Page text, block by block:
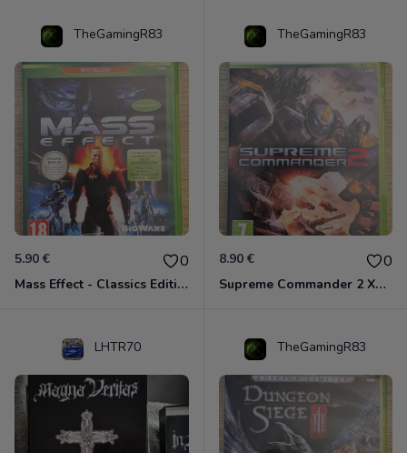
TheGamingR83
5.90 € 0
Mass Effect - Classics Edition Xbox 360
TheGamingR83
8.90 € 0
Supreme Commander 2 Xbox 360
LHTR70 TheGamingR83